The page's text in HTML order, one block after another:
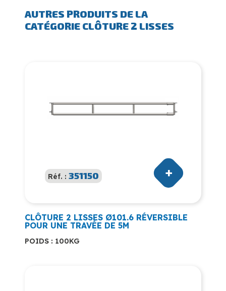
AUTRES PRODUITS DE LA
CATÉGORIE CLÔTURE 2 LISSES
Réf. : 351150
CLÔTURE 2 LISSES Ø101.6 RÉVERSIBLE
POUR UNE TRAVÉE DE 5M
POIDS : 100KG